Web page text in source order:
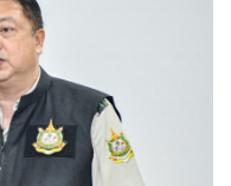
ากล